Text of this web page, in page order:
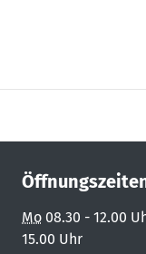
Mo 08.30 - 12.00
15.00 Uhr